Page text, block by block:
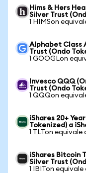
Hims & Hers
Silver Trust
1 HIMSon
Alphabet Class
Trust (Ondo
1 GOOGLon
Invesco QQQ
Trust (Ondo
1 QQQon
iShares 20+
Tokenized) a
1 TLTon equivale
iShares Bitcoin
Silver Trust
1 IBITon equivale